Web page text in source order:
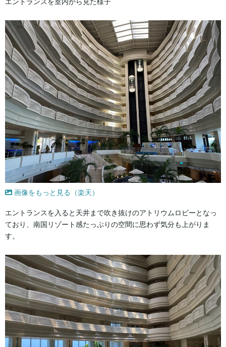
画像をもっと見る（楽天）
エントランスを入ると天井まで吹き抜けのアトリウムロビーとなっ
ており、南国リゾート感たっぷりの空間に思わず気分も上がりま
す。